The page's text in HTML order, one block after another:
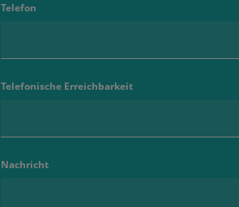
Telefon
Telefonische Erreichbarkeit
Nachricht